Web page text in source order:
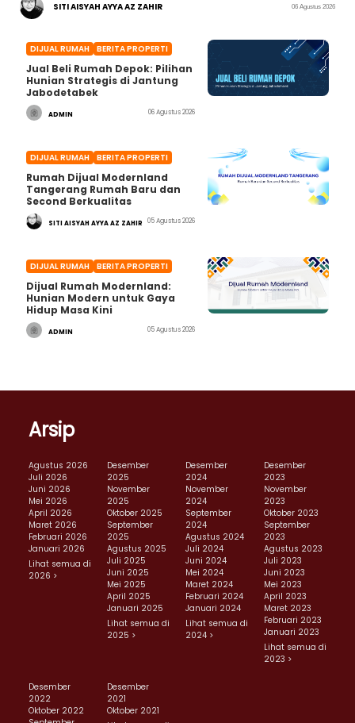
SITI AISYAH AYYA AZ ZAHIR 06 Agustus 2026
DIJUAL RUMAH BERITA PROPERTI
Jual Beli Rumah Depok: Pilihan
Hunian Strategis di Jantung
Jabodetabek
ADMIN 06 Agustus 2026
DIJUAL RUMAH BERITA PROPERTI
Rumah Dijual Modernland
Tangerang Rumah Baru dan
Second Berkualitas
SITI AISYAH AYYA AZ ZAHIR 05 Agustus 2026
DIJUAL RUMAH BERITA PROPERTI
Dijual Rumah Modernland:
Hunian Modern untuk Gaya
Hidup Masa Kini
ADMIN 05 Agustus 2026
Arsip
Agustus 2026
Juli 2026
Juni 2026
Mei 2026
April 2026
Maret 2026
Februari 2026
Januari 2026
Lihat semua di
2026 >
Desember
2025
November
2025
Oktober 2025
September
2025
Agustus 2025
Juli 2025
Juni 2025
Mei 2025
April 2025
Januari 2025
Lihat semua di
2025 >
Desember
2024
November
2024
September
2024
Agustus 2024
Juli 2024
Juni 2024
Mei 2024
Maret 2024
Februari 2024
Januari 2024
Lihat semua di
2024 >
Desember
2023
November
2023
Oktober 2023
September
2023
Agustus 2023
Juli 2023
Juni 2023
Mei 2023
April 2023
Maret 2023
Februari 2023
Januari 2023
Lihat semua di
2023 >
Desember
2022
Oktober 2022
Desember
2021
Oktober 2021